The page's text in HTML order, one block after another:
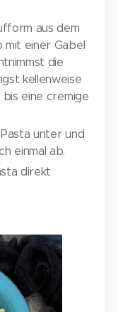
aus dem
einer Gabel
die
kellenweise
eine cremige
unter und
einmal ab.
direkt